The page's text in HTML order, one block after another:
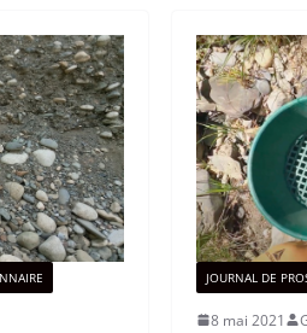
JOURNAL DE
8 mai 2021